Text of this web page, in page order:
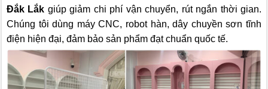
Đắk Lắk giúp giảm chi phí vận chuyển, rút ngắn thời gian.
Chúng tôi dùng máy CNC, robot hàn, dây chuyền sơn tĩnh
điện hiện đại, đảm bảo sản phẩm đạt chuẩn quốc tế.